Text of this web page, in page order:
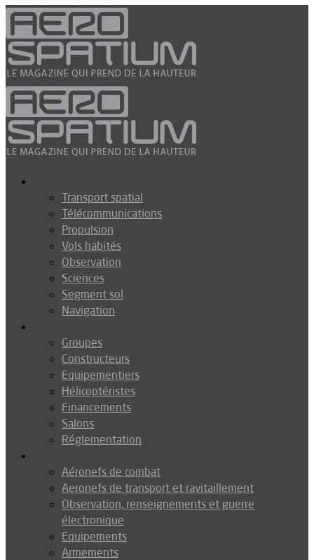
Transport spatial
Télécommunications
Propulsion
Vols habités
Observation
Sciences
Segment sol
Navigation
Groupes
Constructeurs
Equipementiers
Hélicoptéristes
Financements
Salons
Réglementation
Aéronefs de combat
Aeronefs de transport et ravitaillement
Observation, renseignements et guerre
électronique
Equipements
Armements